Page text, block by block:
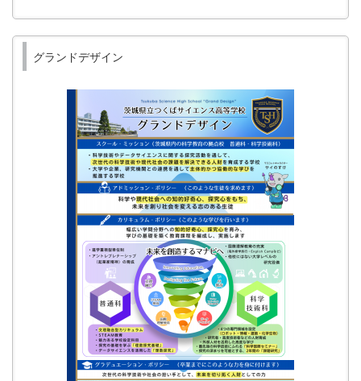
グランドデザイン